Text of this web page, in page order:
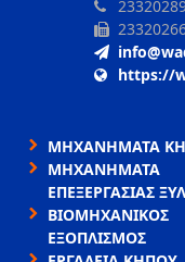
https://
ΜΗΧΑΝΗΜΑΤΑ
ΜΗΧΑΝΗΜΑΤΑ
ΕΠΕΞΕΡΓΑΣΙΑΣ
ΒΙΟΜΗΧΑΝΙΚΟΣ
ΕΞΟΠΛΙΣΜΟΣ